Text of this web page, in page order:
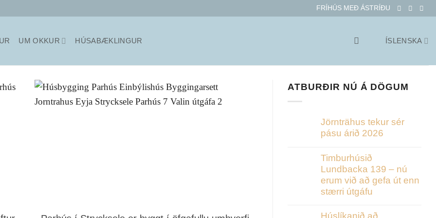
FRÍHÚS MEÐ ÁSTRÍÐU
UM OKKUR HÚSABÆKLINGUR ÍSLENSKA
ATBURÐIR NÚ Á DÖGUM
Jörnträhus tekur sér
pásu árið 2026
Timburhúsið
Lundbacka 139 – nú
erum við að gefa út enn
stærri útgáfu
Húslíkanið að